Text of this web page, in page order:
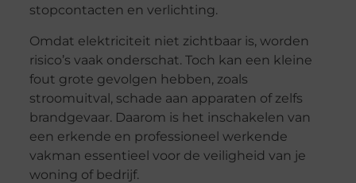
stopcontacten en verlichting.
Omdat elektriciteit niet zichtbaar is, worden
risico’s vaak onderschat. Toch kan een kleine
fout grote gevolgen hebben, zoals
stroomuitval, schade aan apparaten of zelfs
brandgevaar. Daarom is het inschakelen van
een erkende en professioneel werkende
vakman essentieel voor de veiligheid van je
woning of bedrijf.